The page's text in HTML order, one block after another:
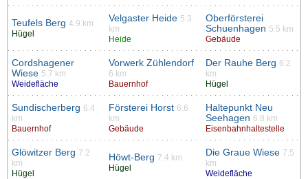
Teufels Berg 4.9 km
Hügel
Velgaster Heide 5.3
km
Heide
Oberförsterei
Schuenhagen 5.5 km
Gebäude
Cordshagener
Wiese 5.7 km
Weidefläche
Vorwerk Zühlendorf
6 km
Bauernhof
Der Rauhe Berg 6.2
km
Hügel
Sundischerberg 6.4
km
Bauernhof
Försterei Horst 6.6
km
Gebäude
Haltepunkt Neu
Seehagen 6.8 km
Eisenbahnhaltestelle
Glöwitzer Berg 7.2
km
Hügel
Höwt-Berg 7.4 km
Hügel
Die Graue Wiese 7.5
km
Weidefläche